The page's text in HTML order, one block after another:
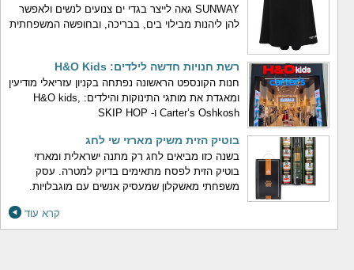
SUNWAY גאה לייצר בגדי ים צנועים לנשים ולאפשר
להן ליהנות מבילוי בים, בבריכה, ובחופשה המשפחתית
רשת חנויות חדשה לילדים: H&O Kids
חנות הקונספט הראשונה נפתחה בקניון עזריאלי מודיעין
ומאגדת את מותגי התינוקות והילדים: H&O kids,
Carter’s Oshkosh ו- SKIP HOP
בוטיק הזית משיק מארזי שי לחג
בשנה כזו מביאים לחג רק מתנה ישראלית ומארזי
בוטיק הזית לפסח מתאימים בדיוק למטרה. עסק
משפחתי מאשקלון שמעסיק אנשים עם מוגבלויות.
קרא עוד